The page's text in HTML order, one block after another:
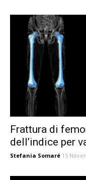
Frattura di
dell’indice per
Stefania Somaré 15